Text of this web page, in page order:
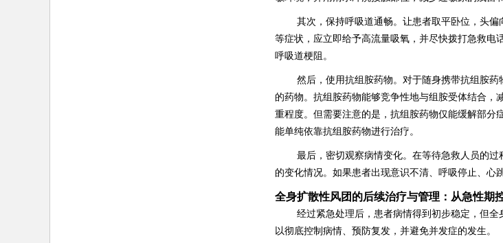
其次，保持呼吸道通畅。让患者取平卧位，头
等症状，应立即给予高流量吸氧，并尽快拨打急救
呼吸道梗阻。
然后，使用抗组胺药物。对于随身携带抗组胺
的药物。抗组胺药物能够竞争性地与组胺受体结合
重程度。但需要注意的是，抗组胺药物仅能缓解部分
能单纯依靠抗组胺药物进行治疗。
最后，密切观察病情变化。在等待急救人员的
的变化情况。如果患者出现意识不清、呼吸停止、心
全身扩散性风团的后续治疗与管理：从急性期
经过紧急处理后，患者病情得到初步稳定，但
以彻底控制病情、预防复发，并避免并发症的发生。